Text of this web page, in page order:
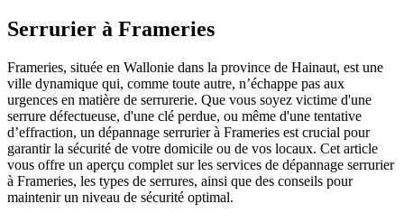
Serrurier à Frameries
Frameries, située en Wallonie dans la province de Hainaut, est une
ville dynamique qui, comme toute autre, n’échappe pas aux
urgences en matière de serrurerie. Que vous soyez victime d'une
serrure défectueuse, d'une clé perdue, ou même d'une tentative
d’effraction, un dépannage serrurier à Frameries est crucial pour
garantir la sécurité de votre domicile ou de vos locaux. Cet article
vous offre un aperçu complet sur les services de dépannage serrurier
à Frameries, les types de serrures, ainsi que des conseils pour
maintenir un niveau de sécurité optimal.